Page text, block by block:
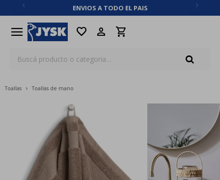
ENVIOS A TODO EL PAIS
menu favorite
Toallas Toallas de mano
close